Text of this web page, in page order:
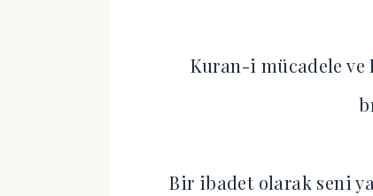
Kuran-i mücadele
Bir ibadet olarak seni